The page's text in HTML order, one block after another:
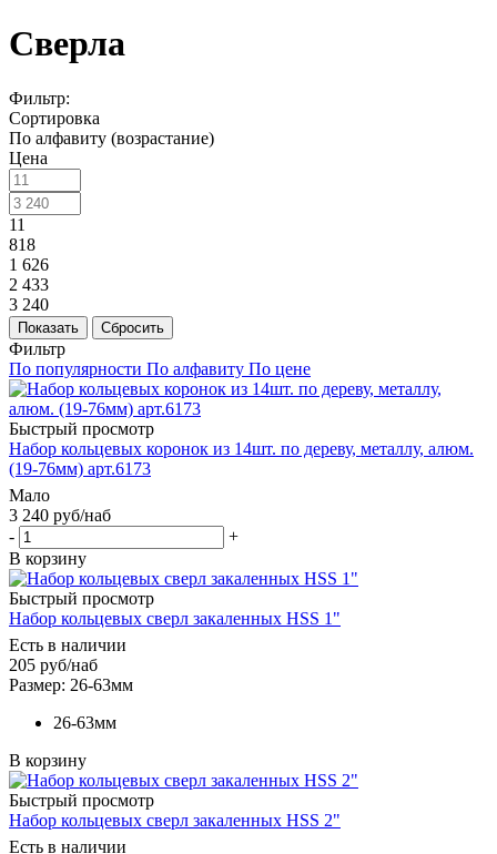
Сверла
Фильтр:
Сортировка
По алфавиту (возрастание)
Цена
11
818
1 626
2 433
3 240
Показать Сбросить
Фильтр
По популярности По алфавиту По цене
Быстрый просмотр
Набор кольцевых коронок из 14шт. по дереву, металлу, алюм.
(19-76мм) арт.6173
Мало
3 240 руб/наб
-
+
В корзину
Быстрый просмотр
Набор кольцевых сверл закаленных HSS 1"
Есть в наличии
205 руб/наб
Размер: 26-63мм
26-63мм
В корзину
Быстрый просмотр
Набор кольцевых сверл закаленных HSS 2"
Есть в наличии